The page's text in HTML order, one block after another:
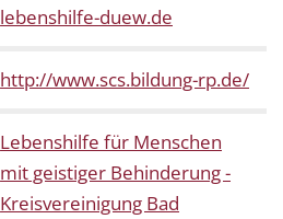
lebenshilfe-duew.de
http://www.scs.bildung-rp.de/
Lebenshilfe für Menschen
mit geistiger Behinderung -
Kreisvereinigung Bad